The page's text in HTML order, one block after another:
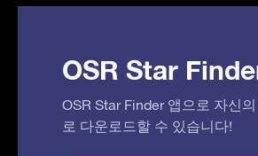
OSR Star
OSR Star Finder 앱으로 자신
로 다운로드할 수 있습니다!